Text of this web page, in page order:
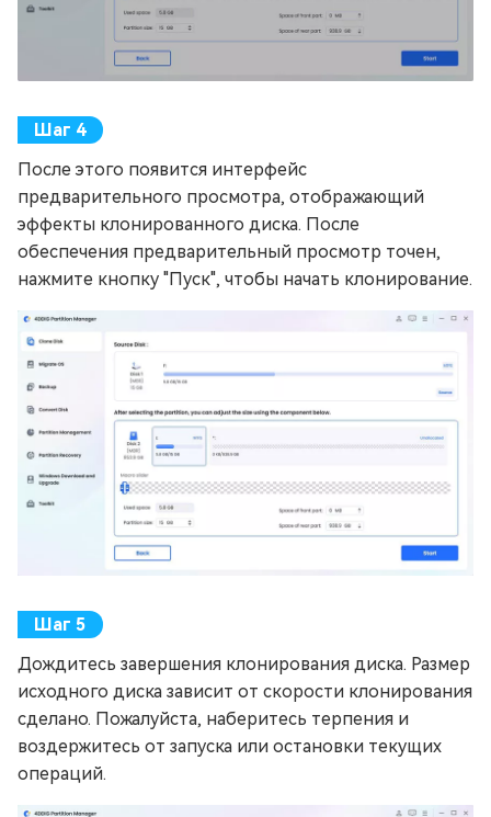
После этого появится интерфейс
предварительного просмотра, отображающий
эффекты клонированного диска. После
обеспечения предварительный просмотр точен,
нажмите кнопку "Пуск", чтобы начать клонирование.
Дождитесь завершения клонирования диска. Размер
исходного диска зависит от скорости клонирования
сделано. Пожалуйста, наберитесь терпения и
воздержитесь от запуска или остановки текущих
операций.